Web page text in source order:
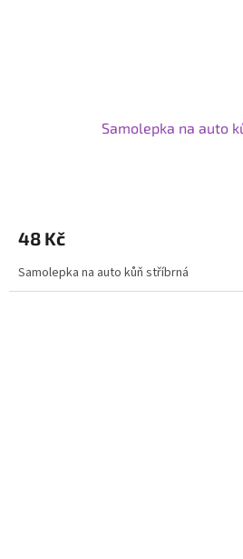
Samolepka na auto
48 Kč
Samolepka na auto kůň stříbrná